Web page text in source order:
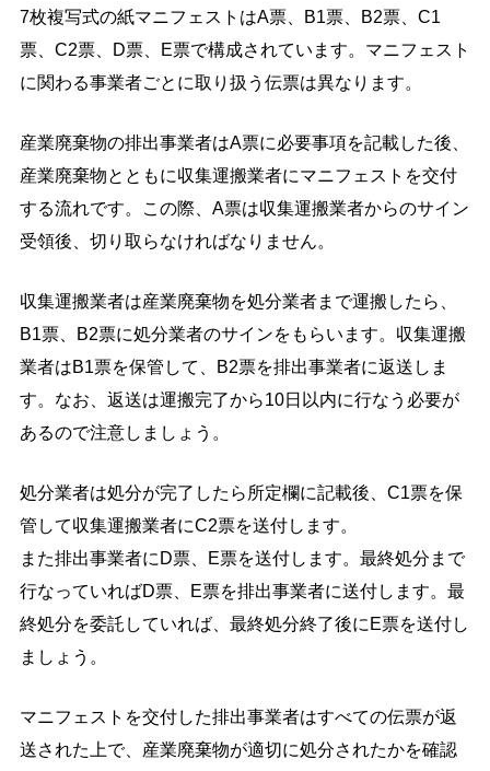
7枚複写式の紙マニフェストはA票、B1票、B2票、C1
票、C2票、D票、E票で構成されています。マニフェスト
に関わる事業者ごとに取り扱う伝票は異なります。
産業廃棄物の排出事業者はA票に必要事項を記載した後、
産業廃棄物とともに収集運搬業者にマニフェストを交付
する流れです。この際、A票は収集運搬業者からのサイン
受領後、切り取らなければなりません。
収集運搬業者は産業廃棄物を処分業者まで運搬したら、
B1票、B2票に処分業者のサインをもらいます。収集運搬
業者はB1票を保管して、B2票を排出事業者に返送しま
す。なお、返送は運搬完了から10日以内に行なう必要が
あるので注意しましょう。
処分業者は処分が完了したら所定欄に記載後、C1票を保
管して収集運搬業者にC2票を送付します。
また排出事業者にD票、E票を送付します。最終処分まで
行なっていればD票、E票を排出事業者に送付します。最
終処分を委託していれば、最終処分終了後にE票を送付し
ましょう。
マニフェストを交付した排出事業者はすべての伝票が返
送された上で、産業廃棄物が適切に処分されたかを確認